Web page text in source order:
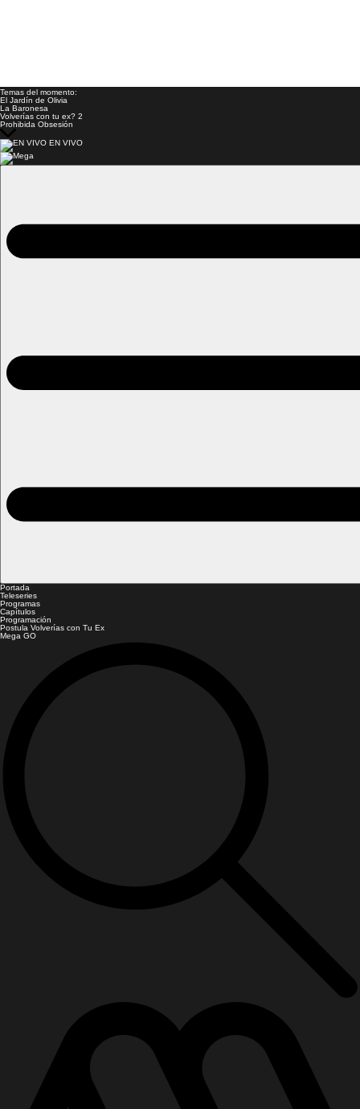
Temas del momento:
El Jardín de Olivia
La Baronesa
Volverías con tu ex? 2
Prohibida Obsesión
EN VIVO
Portada
Teleseries
Programas
Capítulos
Programación
Postula Volverías con Tu Ex
Mega GO